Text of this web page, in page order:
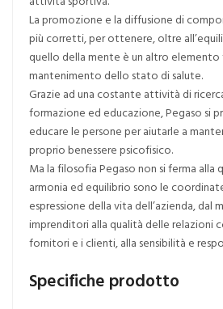
La promozione e la diffusione di
più corretti, per ottenere, oltre
quello della mente è un altro
mantenimento dello stato di salute.
Grazie ad una costante attività di
formazione ed educazione, Pegaso si
educare le persone per aiutarle a
proprio benessere psicofisico.
Ma la filosofia Pegaso non si ferma
armonia ed equilibrio sono le
espressione della vita dell’azienda, dal
imprenditori alla qualità delle relazioni
fornitori e i clienti, alla sensibilità e
Specifiche prodotto